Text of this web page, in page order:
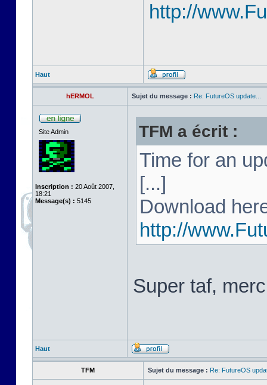
http://
Haut
hERMOL Sujet du message : Re: FutureOS update...
Site Admin
Inscription : 20 Août 2007,
18:21
Message(s) : 5145
TFM a écrit :
Time for an
[...]
Download
http://
Super taf,
Haut
TFM Sujet du message : Re: FutureOS